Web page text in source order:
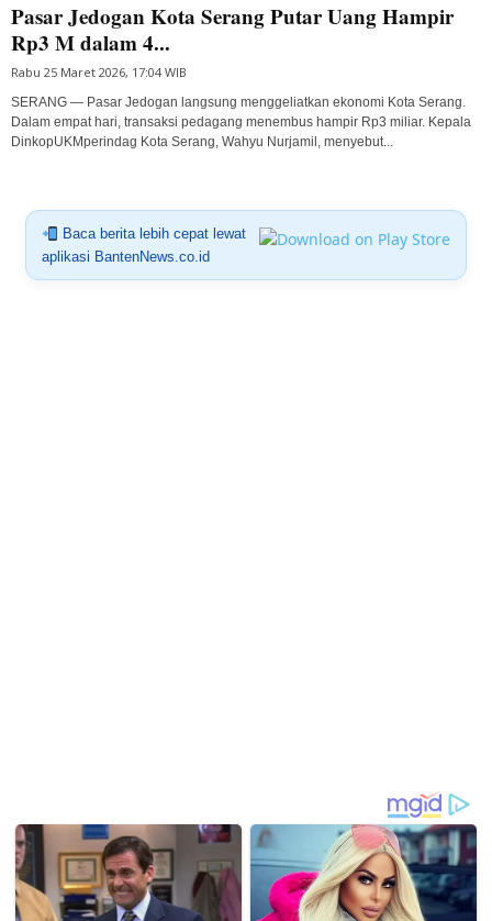
Pasar Jedogan Kota Serang Putar Uang Hampir
Rp3 M dalam 4...
Rabu 25 Maret 2026, 17:04 WIB
SERANG — Pasar Jedogan langsung menggeliatkan ekonomi Kota Serang.
Dalam empat hari, transaksi pedagang menembus hampir Rp3 miliar. Kepala
DinkopUKMperindag Kota Serang, Wahyu Nurjamil, menyebut...
Baca berita lebih cepat lewat
aplikasi BantenNews.co.id